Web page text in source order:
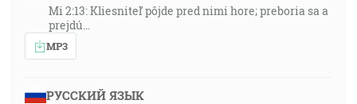
Mi 2:13: Kliesniteľ pôjde pred nimi hore; preboria sa a
prejdú…
MP3
РУССКИЙ ЯЗЫК